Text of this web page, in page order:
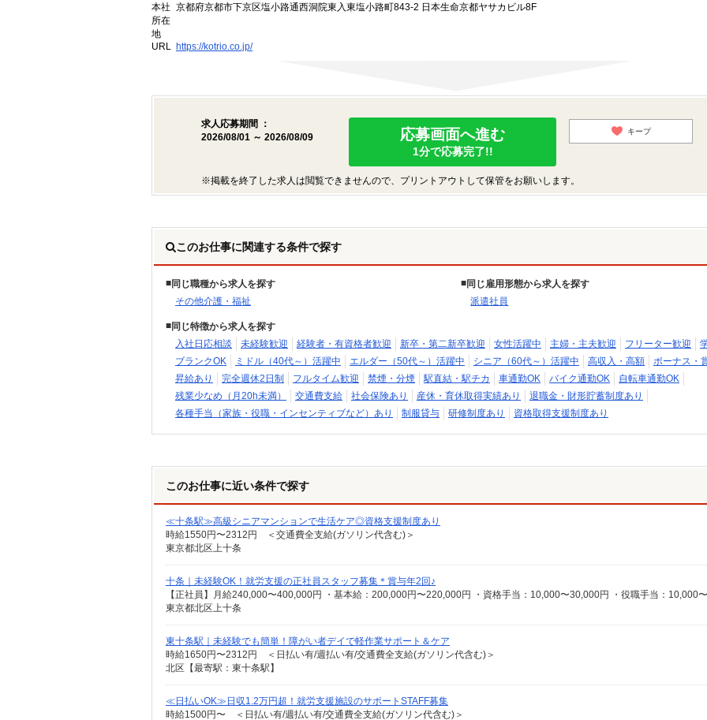
本社
所在
地
京都府京都市下京区塩小路通西洞院東入東塩小路町843-2 日本生命京都ヤサカビル8F
URL https://kotrio.co.jp/
求人応募期間 ：
2026/08/01 ～ 2026/08/09
応募画面へ進む
1分で応募完了!!
キープ
※掲載を終了した求人は閲覧できませんので、プリントアウトして保管をお願いします。
このお仕事に関連する条件で探す
同じ職種から求人を探す
その他介護・福祉
同じ雇用形態から求人を探す
派遣社員
同じ特徴から求人を探す
入社日応相談
未経験歓迎 経験者・有資格者歓迎 新卒・第二新卒歓迎 女性活躍中 主婦・主夫歓迎 フリーター歓迎
ブランクOK
ミドル（40代～）活躍中 エルダー（50代～）活躍中 シニア（60代～）活躍中 高収入・高額
ボーナス・
昇給あり
完全週休2日制 フルタイム歓迎 禁煙・分煙 駅直結・駅チカ 車通勤OK バイク通勤OK
自転車通勤OK
残業少なめ（月20h未満）
交通費支給 社会保険あり 産休・育休取得実績あり
退職金・財形貯蓄制度あり
各種手当（家族・役職・インセンティブなど）あり
制服貸与 研修制度あり 資格取得支援制度あり
このお仕事に近い条件で探す
≪十条駅≫高級シニアマンションで生活ケア◎資格支援制度あり
時給1550円〜2312円 ＜交通費全支給(ガソリン代含む)＞
東京都北区上十条
十条｜未経験OK！就労支援の正社員スタッフ募集＊賞与年2回♪
東京都北区上十条
東十条駅｜未経験でも簡単！障がい者デイで軽作業サポート＆ケア
時給1650円〜2312円 ＜日払い有/週払い有/交通費全支給(ガソリン代含む)＞
北区【最寄駅：東十条駅】
≪日払いOK≫日収1.2万円超！就労支援施設のサポートSTAFF募集
時給1500円〜 ＜日払い有/週払い有/交通費全支給(ガソリン代含む)＞